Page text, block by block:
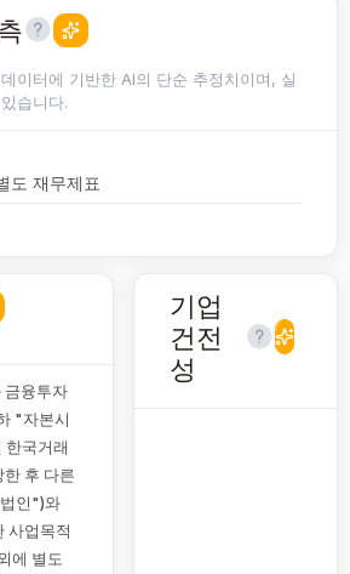
이터에 기반한 AI의 단순 추정치이며, 실
습니다.
도 재무제표
금융투자
"자본시
한국거래
후 다른
인")와
사업목적
에 별도
기업
건전
성